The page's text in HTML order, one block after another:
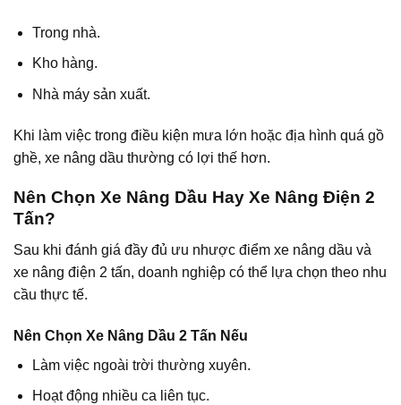
Trong nhà.
Kho hàng.
Nhà máy sản xuất.
Khi làm việc trong điều kiện mưa lớn hoặc địa hình quá gồ
ghề, xe nâng dầu thường có lợi thế hơn.
Nên Chọn Xe Nâng Dầu Hay Xe Nâng Điện 2
Tấn?
Sau khi đánh giá đầy đủ ưu nhược điểm xe nâng dầu và
xe nâng điện 2 tấn, doanh nghiệp có thể lựa chọn theo nhu
cầu thực tế.
Nên Chọn Xe Nâng Dầu 2 Tấn Nếu
Làm việc ngoài trời thường xuyên.
Hoạt động nhiều ca liên tục.